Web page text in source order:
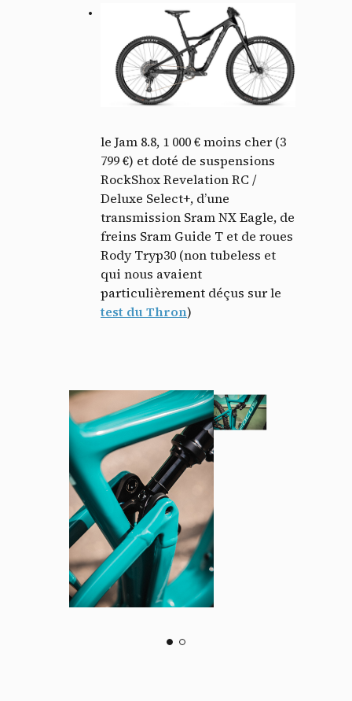
le Jam 8.8, 1 000 € moins cher (3
799 €) et doté de suspensions
RockShox Revelation RC /
Deluxe Select+, d’une
transmission Sram NX Eagle, de
freins Sram Guide T et de roues
Rody Tryp30 (non tubeless et
qui nous avaient
particulièrement déçus sur le
test du Thron)